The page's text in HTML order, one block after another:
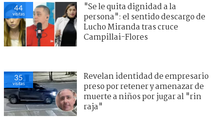
44
visitas
"Se le quita dignidad a la
persona": el sentido descargo de
Lucho Miranda tras cruce
Campillai-Flores
35
visitas
Revelan identidad de empresario
preso por retener y amenazar de
muerte a niños por jugar al "rin
raja"